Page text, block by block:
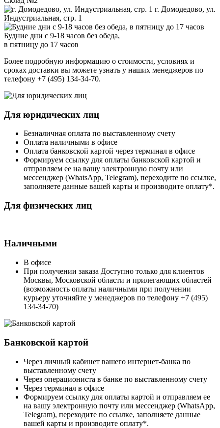
г. Домодедово, ул.
Индустриальная, стр. 1
Будние дни с 9-18 часов без обеда,
в пятницу до 17 часов
Более подробную информацию о стоимости, условиях и
сроках доставки вы можете узнать у наших менеджеров по
телефону +7 (495) 134-34-70.
Для юридических лиц
Безналичная оплата по выставленному счету
Оплата наличными в офисе
Оплата банковской картой через терминал в офисе
Формируем ссылку для оплаты банковской картой и
отправляем ее на вашу электронную почту или
мессенджер (WhatsApp, Telegram), переходите по ссылке,
заполняете данные вашей карты и производите оплату*.
Для физических лиц
Наличными
В офисе
При получении заказа Доступно только для клиентов
Москвы, Московской области и прилегающих областей
(возможность оплаты наличными при получении
курьеру уточняйте у менеджеров по телефону +7 (495)
134-34-70)
Банковской картой
Через личный кабинет вашего интернет-банка по
выставленному счету
Через операциониста в банке по выставленному счету
Через терминал в офисе
Формируем ссылку для оплаты картой и отправляем ее
на вашу электронную почту или мессенджер (WhatsApp,
Telegram), переходите по ссылке, заполняете данные
вашей карты и производите оплату*.